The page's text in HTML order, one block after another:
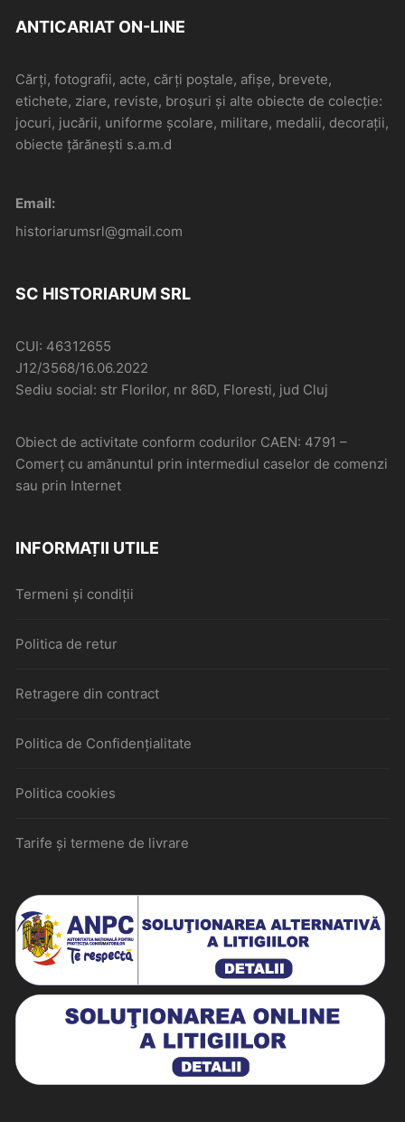
ANTICARIAT ON-LINE
Cărți, fotografii, acte, cărți poștale, afișe, brevete,
etichete, ziare, reviste, broșuri și alte obiecte de colecție:
jocuri, jucării, uniforme școlare, militare, medalii, decorații,
obiecte țărănești s.a.m.d
Email:
historiarumsrl@gmail.com
SC HISTORIARUM SRL
CUI: 46312655
J12/3568/16.06.2022
Sediu social: str Florilor, nr 86D, Floresti, jud Cluj
Obiect de activitate conform codurilor CAEN: 4791 –
Comerţ cu amănuntul prin intermediul caselor de comenzi
sau prin Internet
INFORMAȚII UTILE
Termeni și condiții
Politica de retur
Retragere din contract
Politica de Confidențialitate
Politica cookies
Tarife și termene de livrare